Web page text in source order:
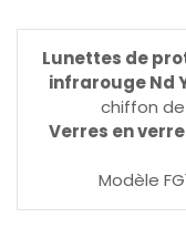
Lunettes de
infrarouge Nd
chiffon
Verres en
Modèle